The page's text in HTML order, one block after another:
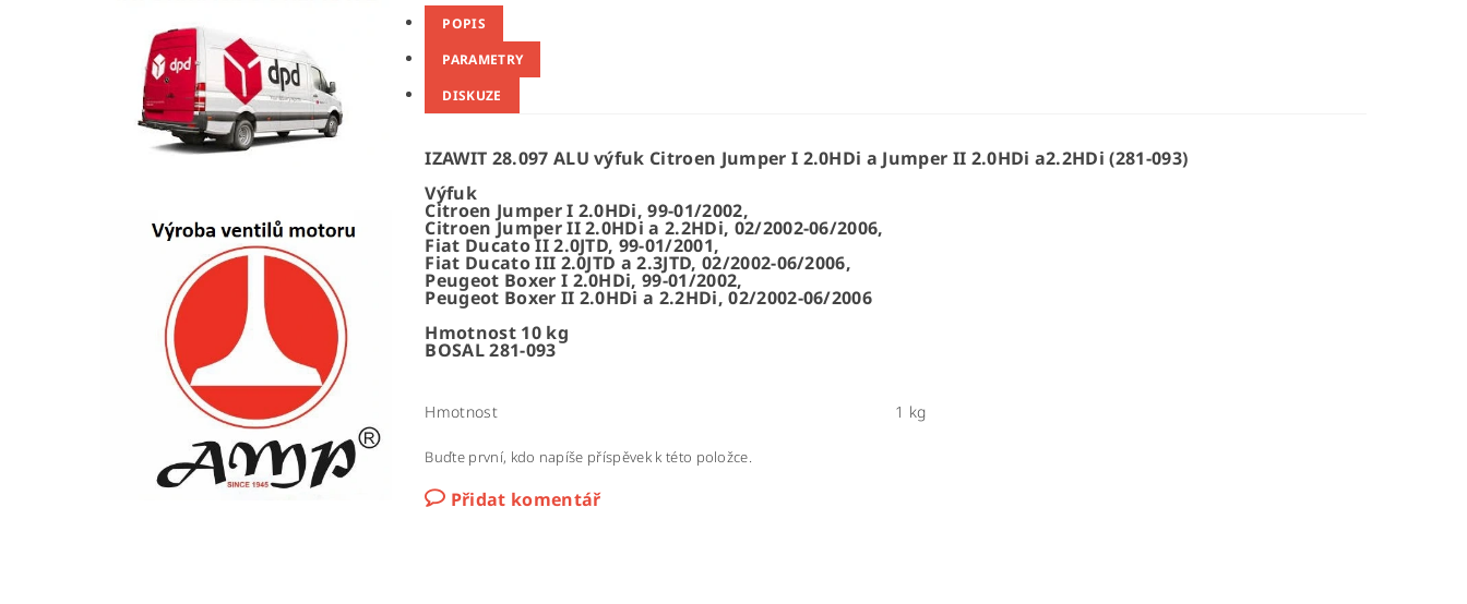
POPIS
PARAMETRY
DISKUZE
IZAWIT 28.097 ALU výfuk Citroen Jumper I 2.0HDi a Jumper II 2.0HDi a2.2HDi (281-093)
Výfuk
Citroen Jumper I 2.0HDi, 99-01/2002,
Citroen Jumper II 2.0HDi a 2.2HDi, 02/2002-06/2006,
Fiat Ducato II 2.0JTD, 99-01/2001,
Fiat Ducato III 2.0JTD a 2.3JTD, 02/2002-06/2006,
Peugeot Boxer I 2.0HDi, 99-01/2002,
Peugeot Boxer II 2.0HDi a 2.2HDi, 02/2002-06/2006
Hmotnost 10 kg
BOSAL 281-093
Hmotnost 1 kg
Buďte první, kdo napíše příspěvek k této položce.
Přidat komentář